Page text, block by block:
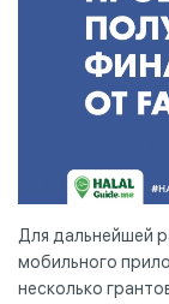
Для дальнейшей
мобильного
несколько